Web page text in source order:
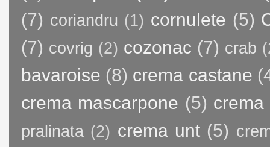
(7) coriandru (1) cornulete (5)
(7) covrig (2) cozonac (7) crab
bavaroise (8) crema castane
crema mascarpone (5) crema
pralinata (2) crema unt (5)